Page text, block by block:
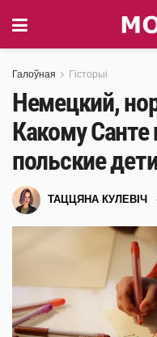
Галоўная Гісторыі
Немецкий,
Какому
польские
ТАЦЦЯНА КУЛЕВІЧ